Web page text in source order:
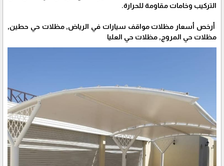
التركيب وخامات مقاومة للحرارة.
أرخص أسعار مظلات مواقف سيارات في الرياض, مظلات حي حطين,
مظلات حي المروج, مظلات حي العليا